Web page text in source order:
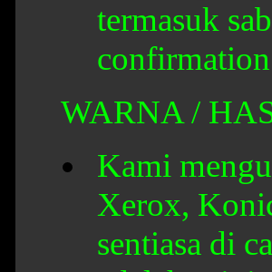
termasuk
WARNA /
Kami
Xerox,
sentiasa di